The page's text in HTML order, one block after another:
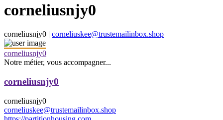
corneliusnjy0
corneliusnjy0 | corneliuskee@trustemailinbox.shop
corneliusnjy0
Notre métier, vous accompagner...
corneliusnjy0
corneliusnjy0
corneliuskee@trustemailinbox.shop